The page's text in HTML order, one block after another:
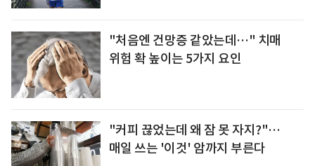
"처음엔 건망증 같았는데…" 치매
위험 확 높이는 5가지 요인
"커피 끊었는데 왜 잠 못 자지?"…
매일 쓰는 '이것' 암까지 부른다